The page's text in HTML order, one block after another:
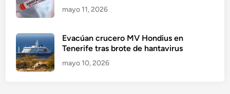
mayo 11, 2026
Evacúan crucero MV Hondius en
Tenerife tras brote de hantavirus
mayo 10, 2026